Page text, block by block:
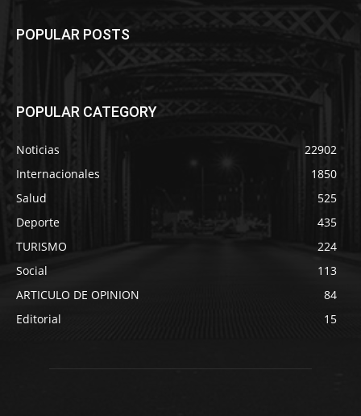
POPULAR POSTS
POPULAR CATEGORY
Noticias
22902
Internacionales
1850
Salud
525
Deporte
435
TURISMO
224
Social
113
ARTICULO DE OPINION
84
Editorial
15